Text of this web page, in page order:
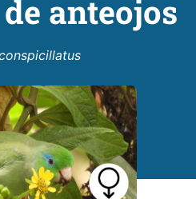
anteojos